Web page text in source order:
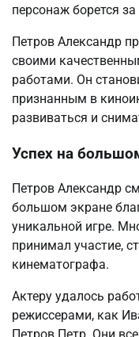
персонаж борется
Петров Александр
своими
работами. Он
признанным в
развиваться и
Успех на
Петров Александр
большом экране
уникальной игре.
принимал участие,
кинематографа.
Актеру удалось
режиссерами, как